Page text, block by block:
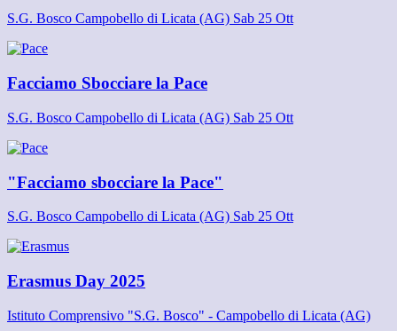
S.G. Bosco Campobello di Licata (AG) Sab 25 Ott
Facciamo Sbocciare la Pace
S.G. Bosco Campobello di Licata (AG) Sab 25 Ott
"Facciamo sbocciare la Pace"
S.G. Bosco Campobello di Licata (AG) Sab 25 Ott
Erasmus Day 2025
Istituto Comprensivo "S.G. Bosco" - Campobello di Licata (AG)